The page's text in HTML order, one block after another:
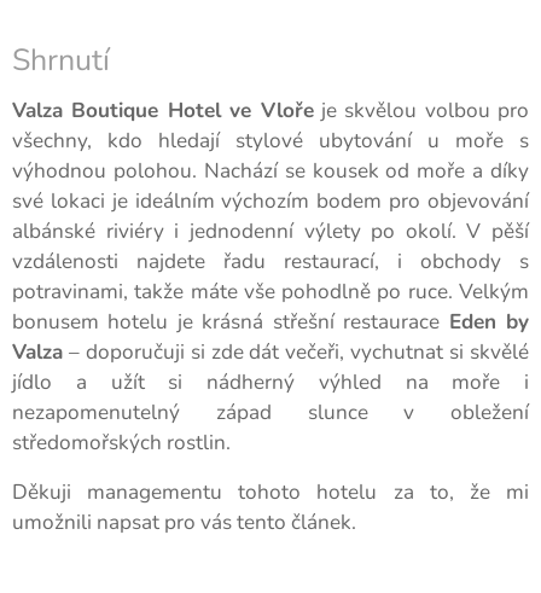
Shrnutí
Valza Boutique Hotel ve Vlořeje skvělou volbou pro
všechny, kdo hledají stylové ubytování u moře s
výhodnou polohou. Nachází se kousek od moře a díky
své lokaci je ideálním výchozím bodem pro objevování
albánské riviéry i jednodenní výlety po okolí. V pěší
vzdálenosti najdete řadu restaurací, i obchody s
potravinami, takže máte vše pohodlně po ruce. Velkým
bonusem hotelu je krásná střešní restaurace Eden by
Valza – doporučuji si zde dát večeři, vychutnat si skvělé
jídlo a užít si nádherný výhled na moře i
nezapomenutelný západ slunce v obležení
středomořských rostlin.
Děkuji managementu tohoto hotelu za to, že mi
umožnili napsat pro vás tento článek.